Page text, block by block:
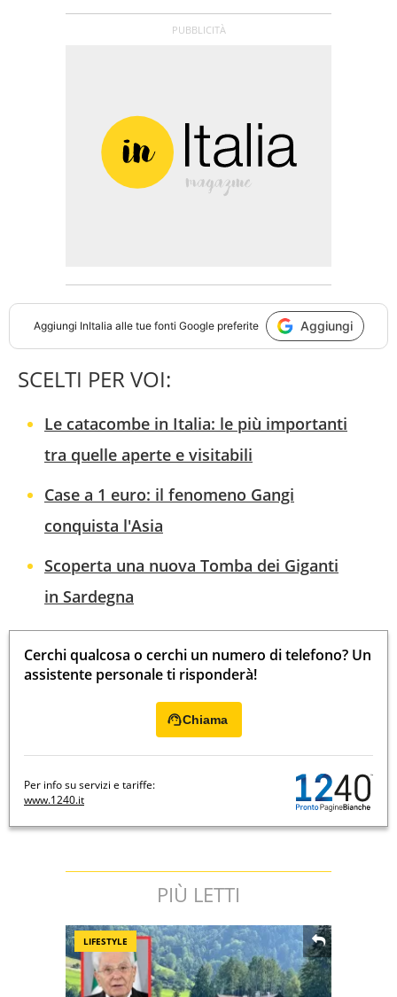
Aggiungi InItalia alle tue fonti Google preferite Aggiungi
SCELTI PER VOI:
Le catacombe in Italia: le più importanti
tra quelle aperte e visitabili
Case a 1 euro: il fenomeno Gangi
conquista l'Asia
Scoperta una nuova Tomba dei Giganti
in Sardegna
Cerchi qualcosa o cerchi un numero di telefono? Un
assistente personale ti risponderà!
Chiama
Per info su servizi e tariffe:
www.1240.it
PIÙ LETTI
LIFESTYLE